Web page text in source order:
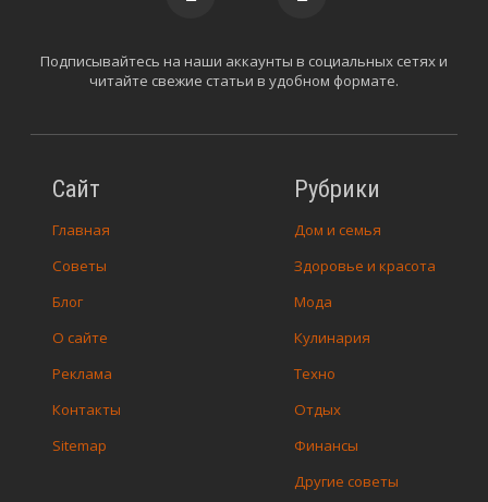
Сайт
Главная
Советы
Блог
О сайте
Реклама
Контакты
Sitemap
Рубрики
Дом и семья
Здоровье и красота
Мода
Кулинария
Техно
Отдых
Финансы
Другие советы
Подписывайтесь на наши аккаунты в социальных сетях и
читайте свежие статьи в удобном формате.